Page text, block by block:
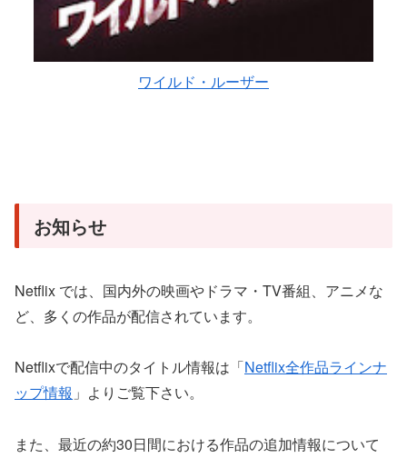
ワイルド・ルーザー
お知らせ
Netflix では、国内外の映画やドラマ・TV番組、アニメな
ど、多くの作品が配信されています。
Netflixで配信中のタイトル情報は「Netflix全作品ラインナ
ップ情報 」よりご覧下さい。
また、最近の約30日間における作品の追加情報について